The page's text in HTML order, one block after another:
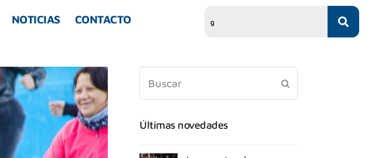
NOTICIAS CONTACTO
Últimas novedades